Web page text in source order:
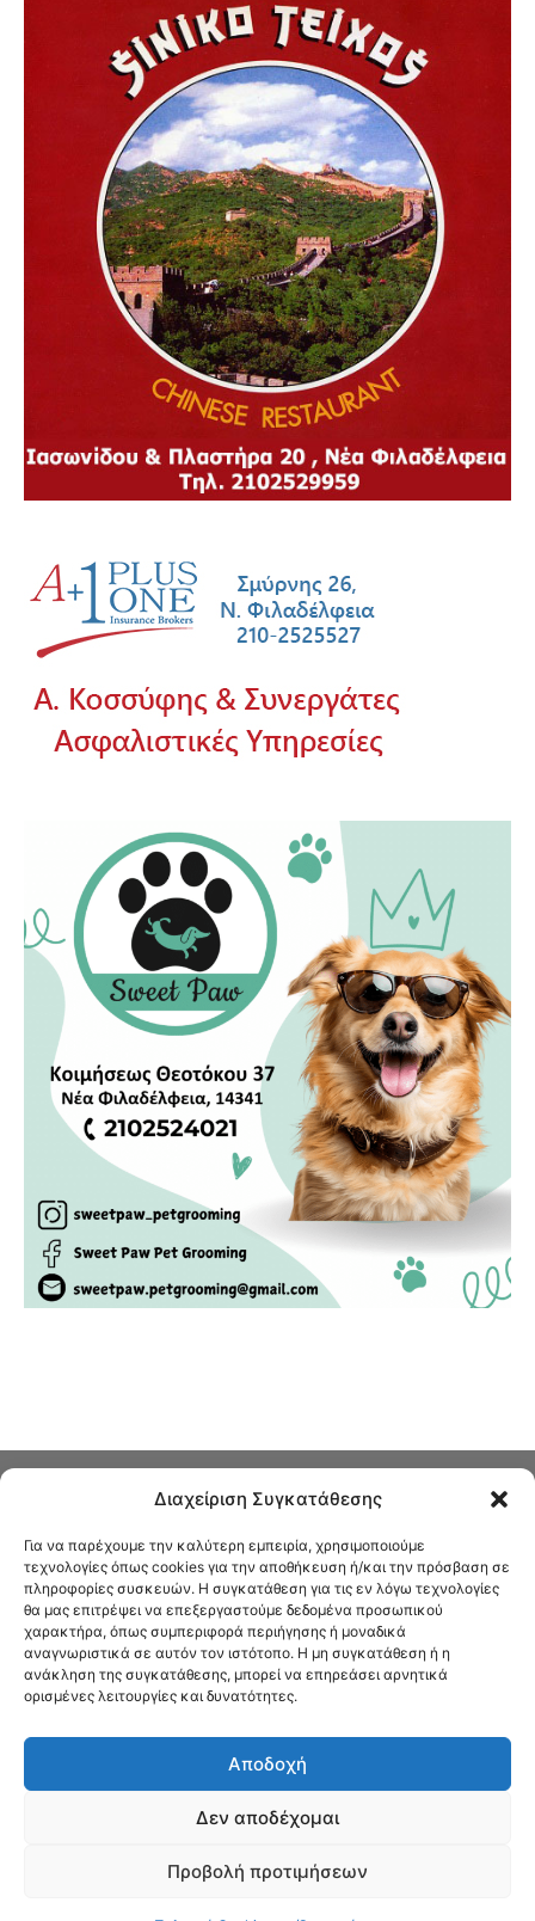
Διαχείριση Συγκατάθεσης
Για να παρέχουμε την καλύτερη εμπειρία, χρησιμοποιούμε
τεχνολογίες όπως cookies για την αποθήκευση ή/και την πρόσβαση σε
πληροφορίες συσκευών. Η συγκατάθεση για τις εν λόγω τεχνολογίες
θα μας επιτρέψει να επεξεργαστούμε δεδομένα προσωπικού
χαρακτήρα, όπως συμπεριφορά περιήγησης ή μοναδικά
αναγνωριστικά σε αυτόν τον ιστότοπο. Η μη συγκατάθεση ή η
ανάκληση της συγκατάθεσης, μπορεί να επηρεάσει αρνητικά
ορισμένες λειτουργίες και δυνατότητες.
Αποδοχή
Δεν αποδέχομαι
Προβολή προτιμήσεων
Στο Καφενείο θα βρείτε όλες τις ειδήσεις που αφορούν την Νέα
Φιλαδέλφεια και τη Νέα Χαλκηδόνα, καυτή αρθρογραφία, καθώς και
όλα τα νέα που σας αφορούν.